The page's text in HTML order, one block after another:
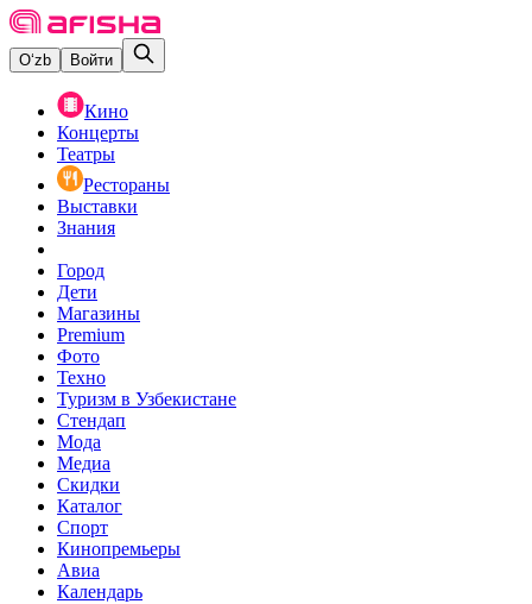
O‘zb Войти
Кино
Концерты
Театры
Рестораны
Выставки
Знания
Город
Дети
Магазины
Premium
Фото
Техно
Туризм в Узбекистане
Стендап
Мода
Медиа
Скидки
Каталог
Спорт
Кинопремьеры
Авиа
Календарь